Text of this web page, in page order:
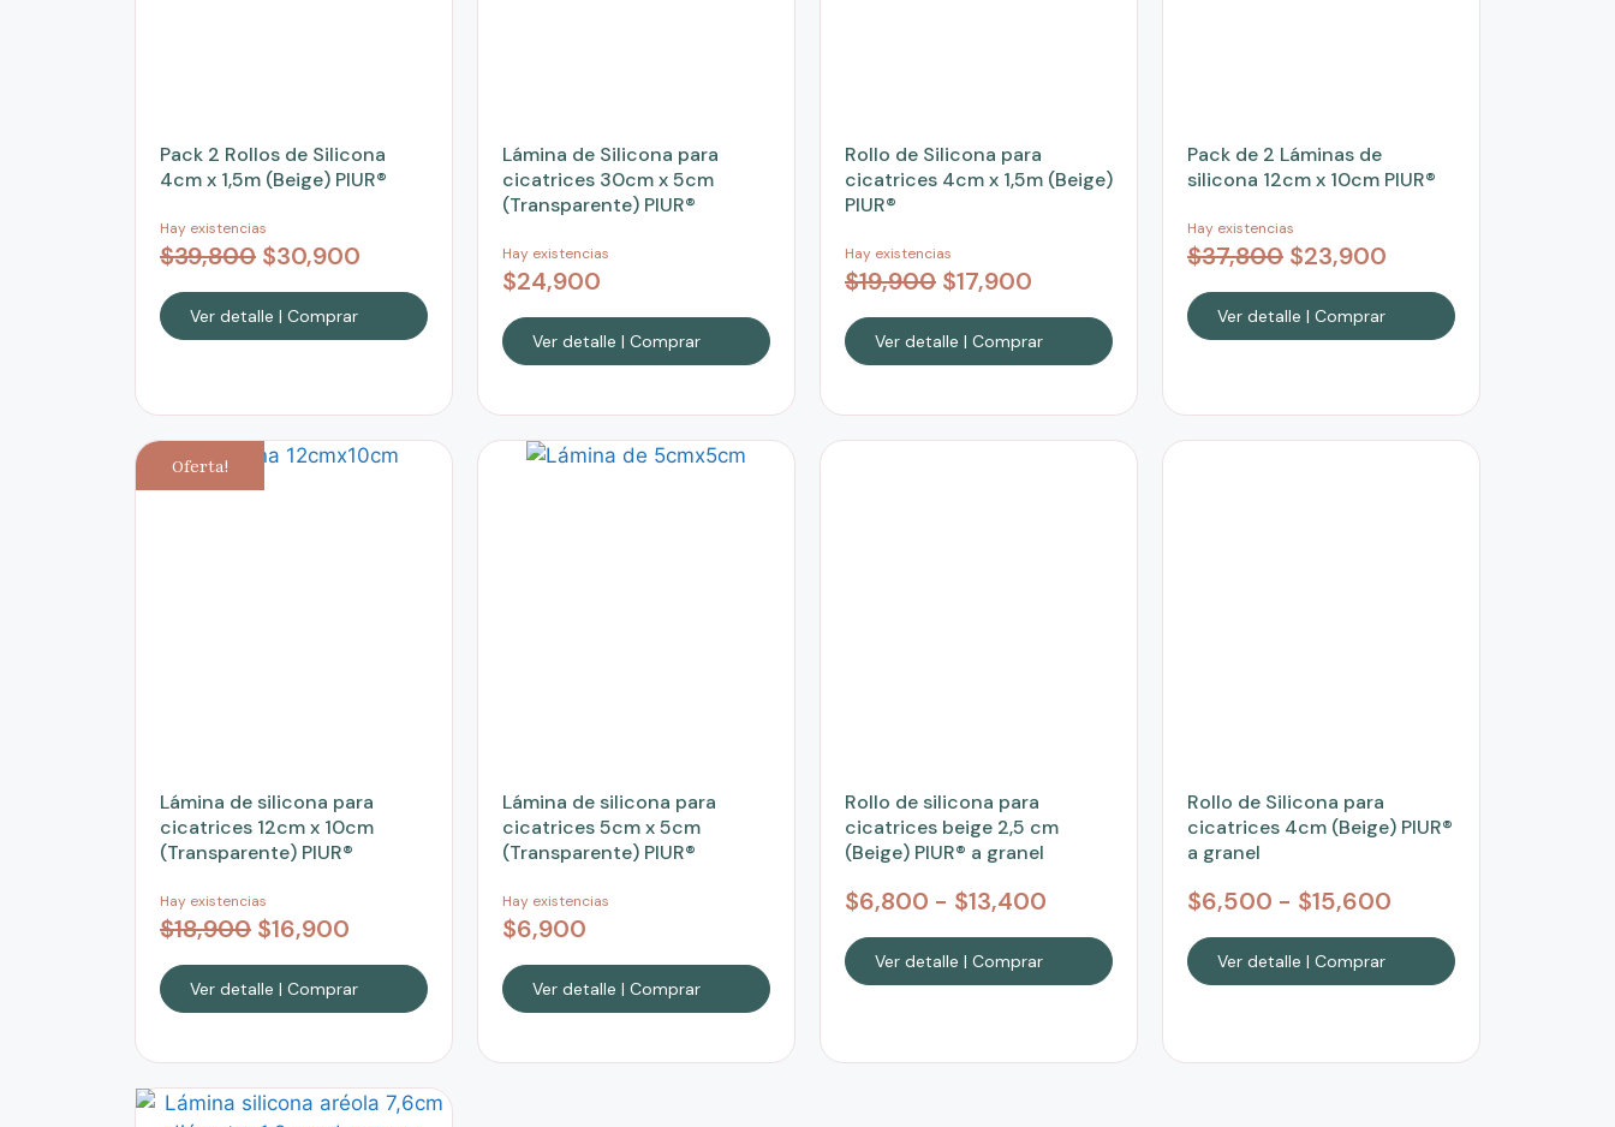
Pack 2 Rollos de Silicona
4cm x 1,5m (Beige) PIUR®
Hay existencias
$39,800 $30,900
Ver detalle | Comprar
Lámina de Silicona para
cicatrices 30cm x 5cm
(Transparente) PIUR®
Hay existencias
$24,900
Ver detalle | Comprar
Rollo de Silicona para
cicatrices 4cm x 1,5m (Beige)
PIUR®
Hay existencias
$19,900 $17,900
Ver detalle | Comprar
Pack de 2 Láminas de
silicona 12cm x 10cm PIUR®
Hay existencias
$37,800 $23,900
Ver detalle | Comprar
Oferta!
Lámina de silicona para
cicatrices 12cm x 10cm
(Transparente) PIUR®
Hay existencias
$18,900 $16,900
Ver detalle | Comprar
Lámina de silicona para
cicatrices 5cm x 5cm
(Transparente) PIUR®
Hay existencias
$6,900
Ver detalle | Comprar
Rollo de silicona para
cicatrices beige 2,5 cm
(Beige) PIUR® a granel
$6,800 - $13,400
Ver detalle | Comprar
Rollo de Silicona para
cicatrices 4cm (Beige) PIUR®
a granel
$6,500 - $15,600
Ver detalle | Comprar